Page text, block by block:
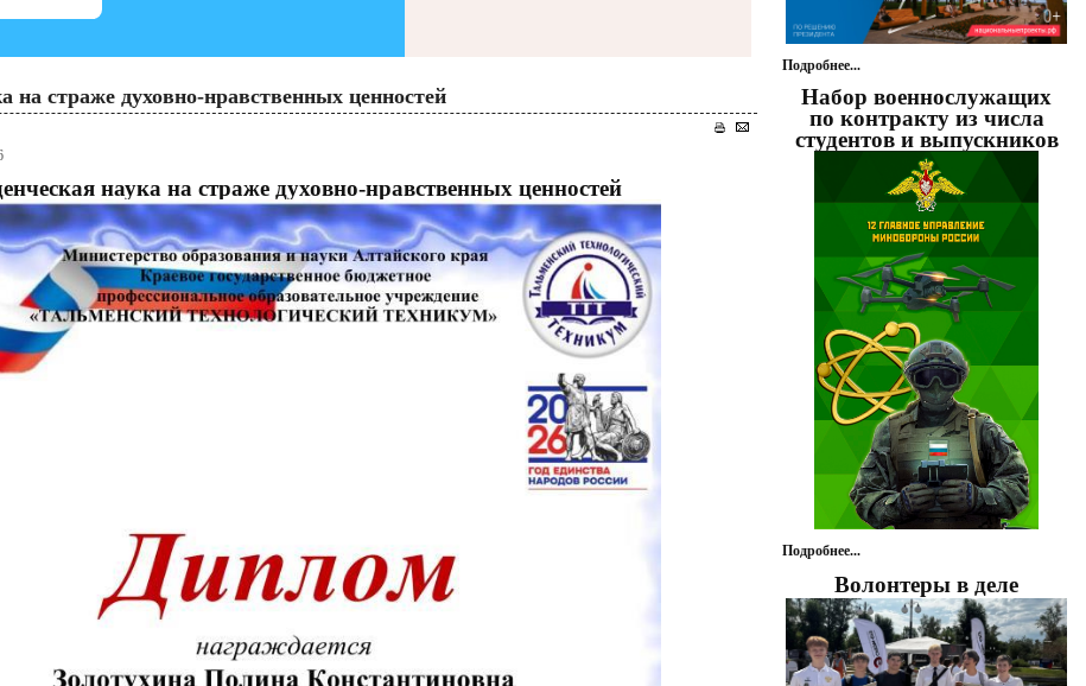
на страже духовно-нравственных ценностей
наука на страже духовно-нравственных ценностей
Подробнее...
Набор военнослужащих
по контракту из числа
студентов и выпускников
Подробнее...
Волонтеры в деле